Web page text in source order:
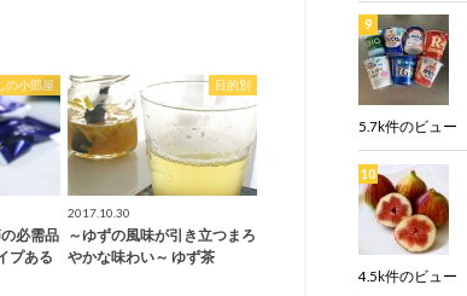
の小部屋
必需品
プある
目的別
2017.10.30
～ゆずの風味が引き立つまろ
やかな味わい～ ゆず茶
5.7k件のビュー
4.5k件のビュー